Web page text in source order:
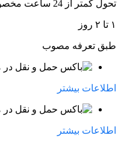
تحول کمتر از 24 ساعت مخصوص تهران
۱ تا ۲ روز
طبق تعرفه مصوب
اطلاعات بیشتر
اطلاعات بیشتر